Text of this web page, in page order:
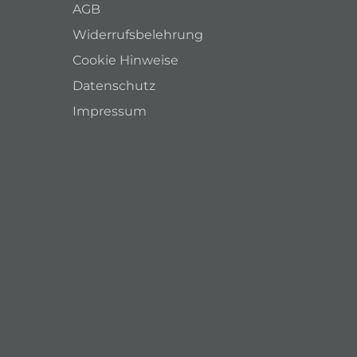
AGB
Widerrufsbelehrung
Cookie Hinweise
Datenschutz
Impressum